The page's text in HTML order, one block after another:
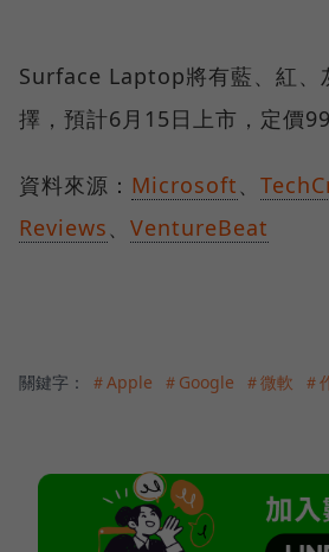
Surface Laptop將有藍、紅、
擇，預計6月15日上市，定價
資料來源： Microsoft、
Reviews、 VentureBeat
關鍵字： ＃Apple ＃Google ＃微軟 ＃